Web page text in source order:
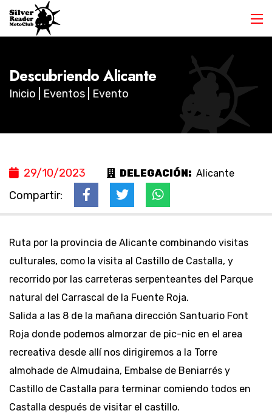
Descubriendo Alicante
Inicio Eventos | Evento
29/10/2023 DELEGACIÓN: Alicante
Compartir:
Ruta por la provincia de Alicante combinando visitas
culturales, como la visita al Castillo de Castalla, y
recorrido por las carreteras serpenteantes del Parque
natural del Carrascal de la Fuente Roja.
Salida a las 8 de la mañana dirección Santuario Font
Roja donde podemos almorzar de pic-nic en el area
recreativa desde allí nos dirigiremos a la Torre
almohade de Almudaina, Embalse de Beniarrés y
Castillo de Castalla para terminar comiendo todos en
Castalla después de visitar el castillo.